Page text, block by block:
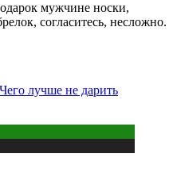
мужчине носки,
согласитесь, несложно.